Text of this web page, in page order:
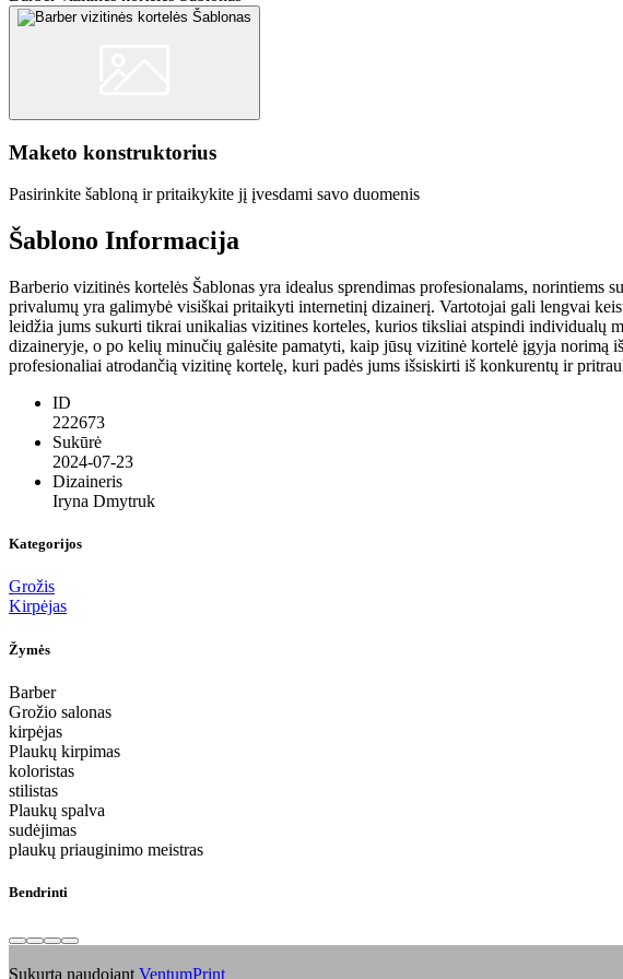
Maketo konstruktorius
Pasirinkite šabloną ir pritaikykite jį įvesdami savo duomenis
Šablono Informacija
Barberio vizitinės kortelės Šablonas yra idealus sprendimas profesionalams,
privalumų yra galimybė visiškai pritaikyti internetinį dizainerį. Vartotojai gali lengvai
leidžia jums sukurti tikrai unikalias vizitines korteles, kurios tiksliai atspindi individualų
dizaineryje, o po kelių minučių galėsite pamatyti, kaip jūsų vizitinė kortelė įgyja norimą
profesionaliai atrodančią vizitinę kortelę, kuri padės jums išsiskirti iš konkurentų ir
ID
222673
Sukūrė
2024-07-23
Dizaineris
Iryna Dmytruk
Kategorijos
Grožis
Kirpėjas
Žymės
Barber
Grožio salonas
kirpėjas
Plaukų kirpimas
koloristas
stilistas
Plaukų spalva
sudėjimas
plaukų priauginimo meistras
Bendrinti
Sukurta naudojant VentumPrint